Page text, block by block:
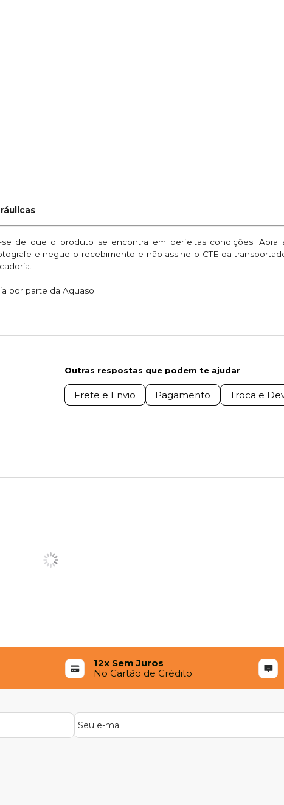
de que o produto se encontra em perfeitas condições. Abra
e negue o recebimento e não assine o CTE da
por parte da Aquasol.
Outras respostas que podem te ajudar
Frete e Envio Pagamento Troca e
12x Sem Juros
No Cartão de Crédito